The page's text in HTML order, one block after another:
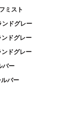
ミスト
ンドグレー
ドグレー
ドグレー
バー
バー